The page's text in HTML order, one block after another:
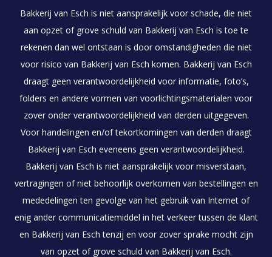
Bakkerij van Esch is niet aansprakelijk voor schade, die niet
aan opzet of grove schuld van Bakkerij van Esch is toe te
rekenen dan wel ontstaan is door omstandigheden die niet
voor risico van Bakkerij van Esch komen. Bakkerij van Esch
draagt geen verantwoordelijkheid voor informatie, foto’s,
folders en andere vormen van voorlichtingsmaterialen voor
zover onder verantwoordelijkheid van derden uitgegeven.
Voor handelingen en/of tekortkomingen van derden draagt
Bakkerij van Esch eveneens geen verantwoordelijkheid.
Bakkerij van Esch is niet aansprakelijk voor misverstaan,
vertragingen of niet behoorlijk overkomen van bestellingen en
mededelingen ten gevolge van het gebruik van Internet of
enig ander communicatiemiddel in het verkeer tussen de klant
en Bakkerij van Esch tenzij en voor zover sprake mocht zijn
van opzet of grove schuld van Bakkerij van Esch.